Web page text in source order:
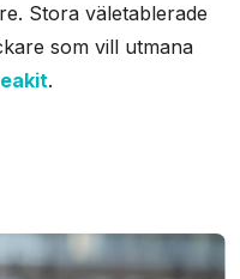
Stora väletablerade
som vill utmana
.